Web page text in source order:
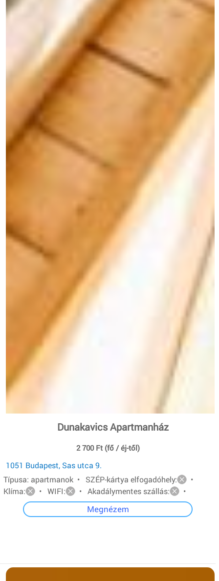
Dunakavics Apartmanház
2 700 Ft (fő / éj-től)
1051 Budapest, Sas utca 9.
Típusa: apartmanok • SZÉP-kártya elfogadóhely:
•
Klíma:
• WIFI: • Akadálymentes szállás: •
Megnézem